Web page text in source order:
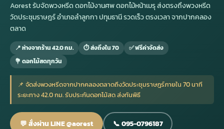
ดอกไม้หน้าศพ
ดอกไม้จัดงานศพ
จัดดอกไม้หน้าศพ
ดอกไม้หน้าหีบ
พวงหรีด กรุงเทพ
พวงหรีดราคา
สั่งพวงหรีด
ร้านพวงหรีด
มรุ
น้าเมรุ
มรุสีขาว
ไม้หน้าเมรุ
ไม้งานแต่ง
ไม้งานแต่ง ราคา
ไม้งานแต่ง ราคาถูก
ไม้งานแต่ง กรุงเทพ
พวงหรีดพัดลม
พวงหรีดพัดลม ราคา
พวงหรีดพัดลม ราคาถูก
พวงหรีดพัดลม กรุงเทพ
รับจัดงานศพ
รับจัดงานศพ ราคา
รับจัดงานศพ ครบวงจร
รับจัดงานศพ กรุงเทพ
Aorest รับจัดพวงหรีด ดอกไม้งานศพ ดอกไม้หน้าเมรุ ส่งตรงถึงพวงหรีด
วัดประชุมราษฎร์ อำเภอลำลูกกา ปทุมธานี รวดเร็ว ตรงเวลา จากปากคลอง
ตลาด
📍 ห่างจากร้าน 42.0 กม. ⏱ ส่งถึงใน 70
✅ ฟรีค่าจัดส่ง
💐 ดอกไม้สดทุกวัน
📌 จัดส่งพวงหรีดจากปากคลองตลาดถึงวัดประชุมราษฎร์ภายใน 70 นาที
ระยะทาง 42.0 กม. รับประกันดอกไม้สด ส่งทันพิธี
💬 สั่งผ่าน LINE @aorest 📞 095-0796187